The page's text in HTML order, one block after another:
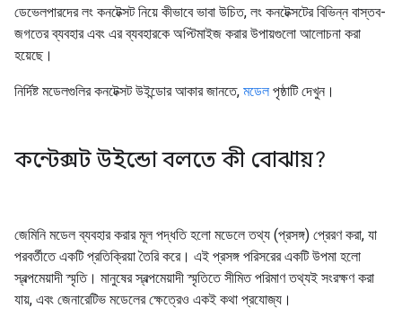
ডেভেলপারদের লং কনটেক্সট নিয়ে কীভাবে ভাবা উচিত, লং কনটেক্সটের বিভিন্ন বাস্তব-
জগতের ব্যবহার এবং এর ব্যবহারকে অপ্টিমাইজ করার উপায়গুলো আলোচনা করা
হয়েছে।
নির্দিষ্ট মডেলগুলির কনটেক্সট উইন্ডোর আকার জানতে, মডেলপৃষ্ঠাটি দেখুন।
কন্টেক্সট উইন্ডো বলতে কী বোঝায়?
জেমিনি মডেল ব্যবহার করার মূল পদ্ধতি হলো মডেলে তথ্য (প্রসঙ্গ) প্রেরণ করা, যা
পরবর্তীতে একটি প্রতিক্রিয়া তৈরি করে। এই প্রসঙ্গ পরিসরের একটি উপমা হলো
স্বল্পমেয়াদী স্মৃতি। মানুষের স্বল্পমেয়াদী স্মৃতিতে সীমিত পরিমাণ তথ্যই সংরক্ষণ করা
যায়, এবং জেনারেটিভ মডেলের ক্ষেত্রেও একই কথা প্রযোজ্য।